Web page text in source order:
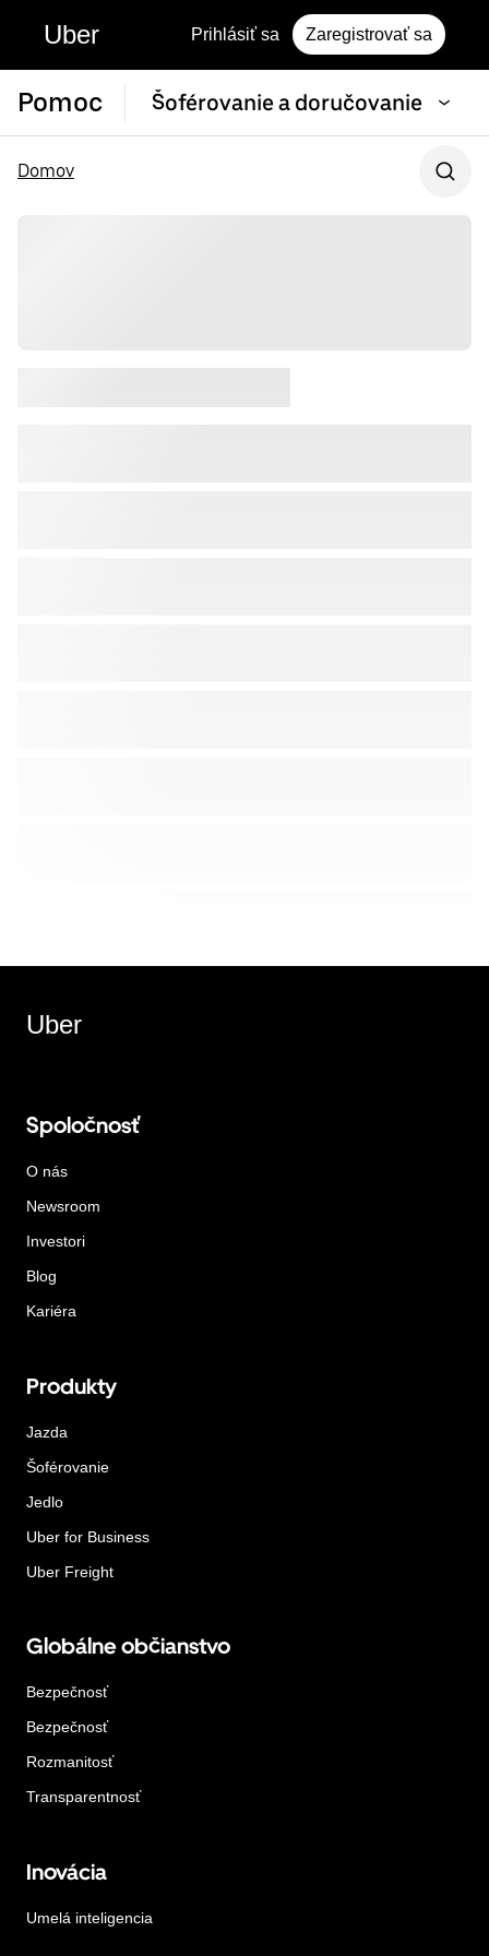
Uber Prihlásiť sa Zaregistrovať sa
Pomoc Šoférovanie a doručovanie
Domov
Uber
Spoločnosť
O nás
Newsroom
Investori
Blog
Kariéra
Produkty
Jazda
Šoférovanie
Jedlo
Uber for Business
Uber Freight
Globálne občianstvo
Bezpečnosť
Bezpečnosť
Rozmanitosť
Transparentnosť
Inovácia
Umelá inteligencia